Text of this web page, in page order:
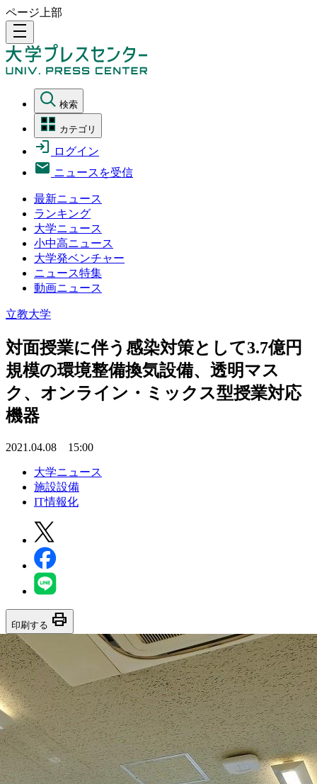
ページ上部
density_medium
検索
カテゴリ
ログイン
ニュースを受信
最新ニュース
ランキング
大学ニュース
小中高ニュース
大学発ベンチャー
ニュース特集
動画ニュース
立教大学
対面授業に伴う感染対策として3.7億円
規模の環境整備換気設備、透明マス
ク、オンライン・ミックス型授業対応
機器
2021.04.08 15:00
大学ニュース
施設設備
IT情報化
印刷する print